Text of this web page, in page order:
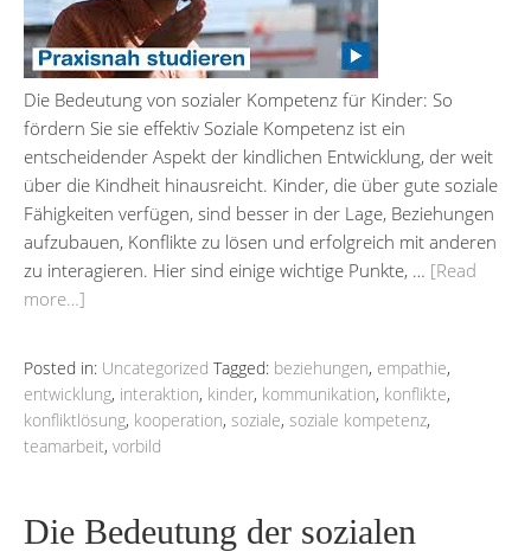
Die Bedeutung von sozialer Kompetenz für Kinder: So
fördern Sie sie effektiv Soziale Kompetenz ist ein
entscheidender Aspekt der kindlichen Entwicklung, der weit
über die Kindheit hinausreicht. Kinder, die über gute soziale
Fähigkeiten verfügen, sind besser in der Lage, Beziehungen
aufzubauen, Konflikte zu lösen und erfolgreich mit anderen
zu interagieren. Hier sind einige wichtige Punkte, … [Read
more…]
Posted in: Uncategorized Tagged: beziehungen, empathie,
entwicklung, interaktion, kinder, kommunikation, konflikte,
konfliktlösung, kooperation, soziale, soziale kompetenz,
teamarbeit, vorbild
Die Bedeutung der sozialen